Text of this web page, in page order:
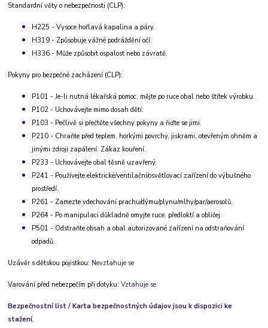
Standardní věty o nebezpečnosti (CLP):
H225 - Vysoce hořlavá kapalina a páry.
H319 - Způsobuje vážné podráždění očí.
H336 - Může způsobit ospalost nebo závratě.
Pokyny pro bezpečné zacházení (CLP):
P101 - Je-li nutná lékařská pomoc, mějte po ruce obal nebo štítek výrobku.
P102 - Uchovávejte mimo dosah dětí.
P103 - Pečlivě si přečtěte všechny pokyny a řiďte se jimi.
P210 - Chraňte před teplem, horkými povrchy, jiskrami, otevřeným ohněm a
jinými zdroji zapálení. Zákaz kouření.
P233 - Uchovávejte obal těsně uzavřený.
P241 - Používejte elektrické/ventilační/osvětlovací zařízení do výbušného
prostředí.
P261 - Zamezte vdechování prachu/dýmu/plynu/mlhy/par/aerosolů.
P264 - Po manipulaci důkladně omyjte ruce, předloktí a obličej.
P501 - Odstraňte obsah a obal autorizované zařízení na odstraňování
odpadů.
Uzávěr s dětskou pojistkou: Nevztahuje se
Varování před nebezpečím při dotyku:Vztahuje se
Bezpečnostní list / Karta bezpečnostných údajov jsou k dispozici ke
stažení.